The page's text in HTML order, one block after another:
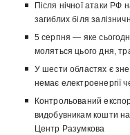
Після нічної атаки РФ
загиблих біля
5 серпня — яке
моляться цього дня,
У шести областях є
немає електроенергії
Контрольований
видобувникам кошти
Центр Разумкова